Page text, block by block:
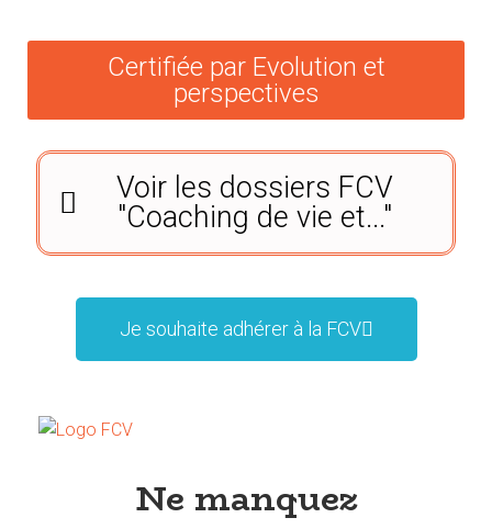
Certifiée par Evolution et
perspectives
Voir les dossiers FCV
"Coaching de vie et..."
Je souhaite adhérer à la FCV
Ne manquez